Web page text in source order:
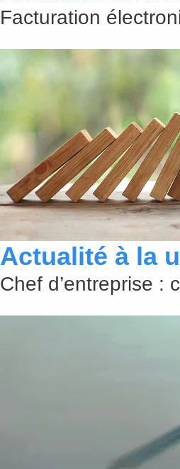
Facturation
Actualité à la
Chef d’entreprise :